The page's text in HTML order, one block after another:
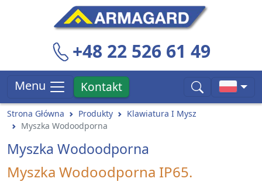
+48 22 526 61 49
Menu Kontakt
Strona Główna Produkty
Klawiatura I Mysz
Myszka Wodoodporna
Myszka Wodoodporna
Myszka Wodoodporna IP65.